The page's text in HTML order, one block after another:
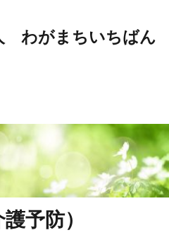
わがまちいちばん
予防）